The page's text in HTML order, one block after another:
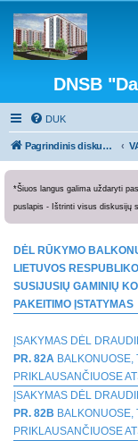
DNSB
DUK
Pagrindinis diskusijų puslapis
*Šiuos langus galima uždaryti
puslapis - Ištrinti visus diskusijų
DĖL RŪKYMO
LIETUVOS
SUSIJUSIŲ GAMINIŲ
PAKEITIMO ĮSTATYMAS
ĮSAKYMAS DĖL
PR. 82A BALKONUOSE,
PRIKLAUSANČIUOSE
ĮSAKYMAS DĖL
PR. 82B BALKONUOSE,
PRIKLAUSANČIUOSE